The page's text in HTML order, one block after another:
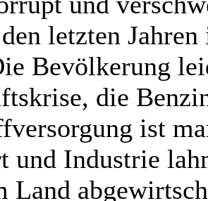
letzten
Bevölkerung
die
ist
und Industrie
Land